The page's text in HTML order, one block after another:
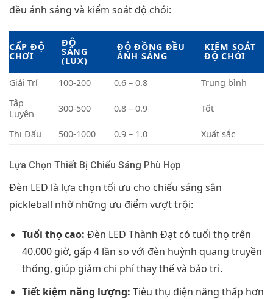
đều ánh sáng và kiểm soát độ chói:
CẤP ĐỘ
CHƠI
ĐỘ
SÁNG
(LUX)
ĐỘ ĐỒNG ĐỀU
ÁNH SÁNG
KIỂM SOÁT
ĐỘ CHÓI
Giải Trí 100-200 0.6 – 0.8
Trung bình
Tập
Luyện
300-500 0.8 – 0.9 Tốt
Thi Đấu 500-1000 0.9 – 1.0 Xuất sắc
Lựa Chọn Thiết Bị Chiếu Sáng Phù Hợp
Đèn LED là lựa chọn tối ưu cho chiếu sáng sân
pickleball nhờ những ưu điểm vượt trội:
Tuổi thọ cao: Đèn LED Thành Đạt có tuổi thọ trên
40.000 giờ, gấp 4 lần so với đèn huỳnh quang truyền
thống, giúp giảm chi phí thay thế và bảo trì.
Tiết kiệm năng lượng: Tiêu thụ điện năng thấp hơn